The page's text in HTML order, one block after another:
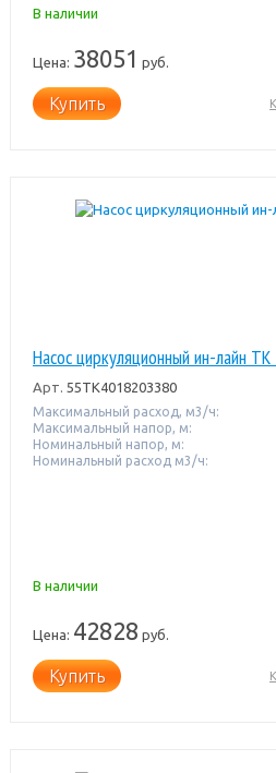
В наличии
Цена: 38051 руб.
Купить
Насос циркуляционный ин-лайн
Арт. 55TK4018203380
Максимальный расход, м3/ч:
Максимальный напор, м:
Номинальный напор, м:
Номинальный расход м3/ч:
В наличии
Цена: 42828 руб.
Купить